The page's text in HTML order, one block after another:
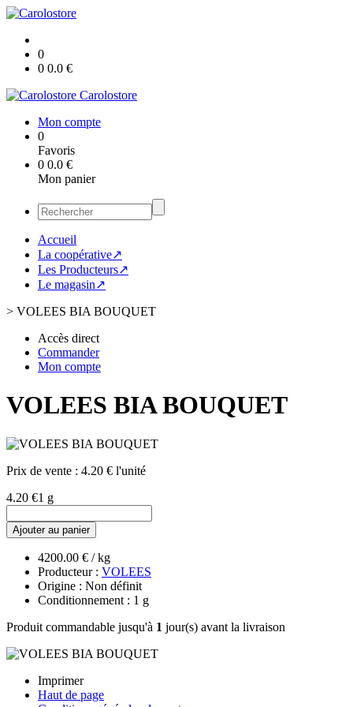
0
0 0.0 €
Carolostore
Mon compte
0
Favoris
0 0.0 €
Mon panier
Accueil
La coopérative↗
Les Producteurs↗
Le magasin↗
> VOLEES BIA BOUQUET
Accès direct
Commander
Mon compte
VOLEES BIA BOUQUET
Prix de vente : 4.20 € l'unité
4.20 €1 g
Ajouter au panier
4200.00 € / kg
Producteur : VOLEES
Origine : Non définit
Conditionnement : 1 g
Produit commandable jusqu'à 1 jour(s) avant la livraison
Imprimer
Haut de page